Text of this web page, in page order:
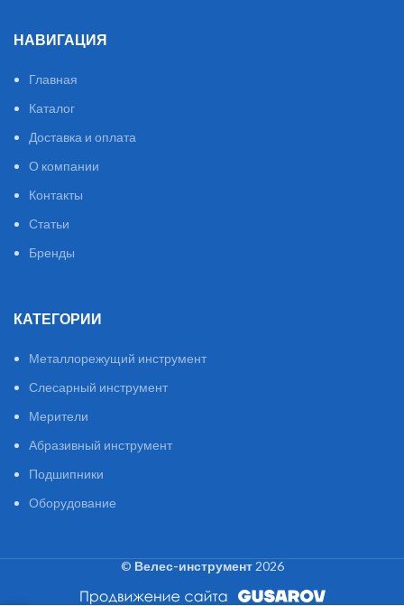
НАВИГАЦИЯ
Главная
Каталог
Доставка и оплата
О компании
Контакты
Статьи
Бренды
КАТЕГОРИИ
Металлорежущий инструмент
Слесарный инструмент
Мерители
Абразивный инструмент
Подшипники
Оборудование
© Велес-инструмент2026